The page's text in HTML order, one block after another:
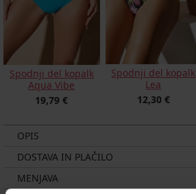
Spodnji del kopalk
Aqua Vibe
19,79 €
Spodnji del kopalk
Lea
12,30 €
OPIS
DOSTAVA IN PLAČILO
MENJAVA